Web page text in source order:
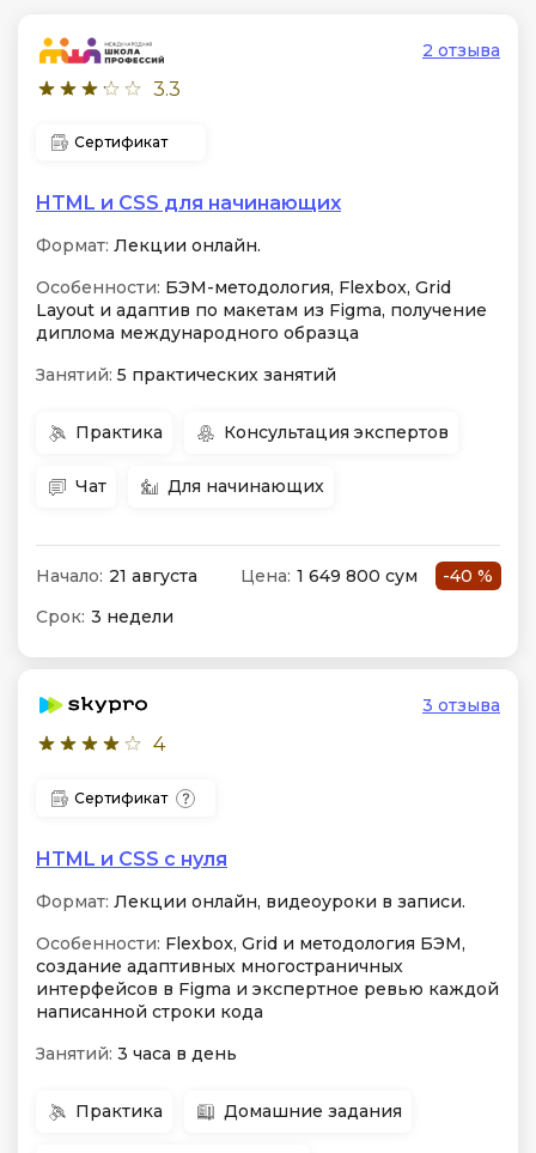
3.3
2 отзыва
Сертификат
HTML и CSS для начинающих
Формат: Лекции онлайн.
Особенности: БЭМ-методология, Flexbox, Grid
Layout и адаптив по макетам из Figma, получение
диплома международного образца
Занятий: 5 практических занятий
Практика Консультация экспертов
Чат Для начинающих
Начало: 21 августа Цена: 1 649 800 сум
-40 %
Срок: 3 недели
4
3 отзыва
Сертификат
HTML и CSS с нуля
Формат: Лекции онлайн, видеоуроки в записи.
Особенности: Flexbox, Grid и методология БЭМ,
создание адаптивных многостраничных
интерфейсов в Figma и экспертное ревью каждой
написанной строки кода
Занятий: 3 часа в день
Практика Домашние задания